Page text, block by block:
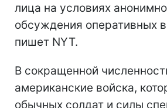
лица на условиях
обсуждения оперативных
пишет NYT.
В сокращенной
американские войска,
обычных солдат и силы